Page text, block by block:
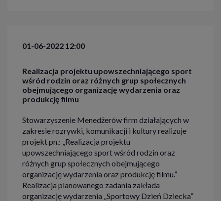
01-06-2022 12:00
Realizacja projektu upowszechniającego sport
wśród rodzin oraz różnych grup społecznych
obejmującego organizację wydarzenia oraz
produkcję filmu
Stowarzyszenie Menedżerów firm działających w
zakresie rozrywki, komunikacji i kultury realizuje
projekt pn.: „Realizacja projektu
upowszechniającego sport wśród rodzin oraz
różnych grup społecznych obejmującego
organizację wydarzenia oraz produkcję filmu.”
Realizacja planowanego zadania zakłada
organizację wydarzenia „Sportowy Dzień Dziecka”